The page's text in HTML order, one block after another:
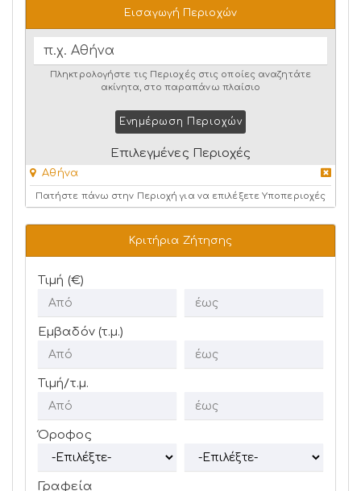
Εισαγωγή Περιοχών
Πληκτρολογήστε τις Περιοχές στις οποίες αναζητάτε
ακίνητα, στο παραπάνω πλαίσιο
Ενημέρωση Περιοχών
Επιλεγμένες Περιοχές
Αθήνα
Πατήστε πάνω στην Περιοχή για να επιλέξετε Υποπεριοχές
Κριτήρια Ζήτησης
Τιμή (€)
Εμβαδόν (τ.μ.)
Τιμή/τ.μ.
Όροφος
Γραφεία